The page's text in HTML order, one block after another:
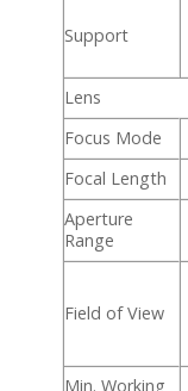
Support
Lens
Focus Mode
Focal Length
Aperture
Range
Field of View
Min. Working